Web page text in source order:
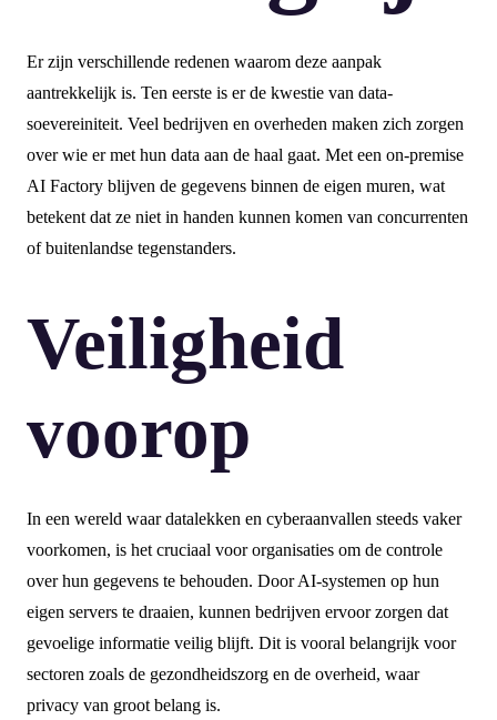
Er zijn verschillende redenen waarom deze aanpak
aantrekkelijk is. Ten eerste is er de kwestie van data-
soevereiniteit. Veel bedrijven en overheden maken zich zorgen
over wie er met hun data aan de haal gaat. Met een on-premise
AI Factory blijven de gegevens binnen de eigen muren, wat
betekent dat ze niet in handen kunnen komen van concurrenten
of buitenlandse tegenstanders.
Veiligheid
voorop
In een wereld waar datalekken en cyberaanvallen steeds vaker
voorkomen, is het cruciaal voor organisaties om de controle
over hun gegevens te behouden. Door AI-systemen op hun
eigen servers te draaien, kunnen bedrijven ervoor zorgen dat
gevoelige informatie veilig blijft. Dit is vooral belangrijk voor
sectoren zoals de gezondheidszorg en de overheid, waar
privacy van groot belang is.